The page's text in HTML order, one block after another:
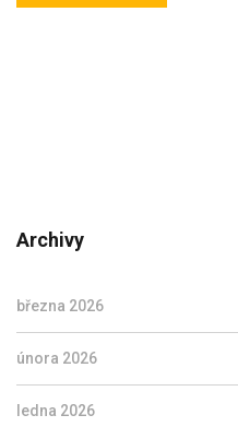
Archivy
března 2026
února 2026
ledna 2026